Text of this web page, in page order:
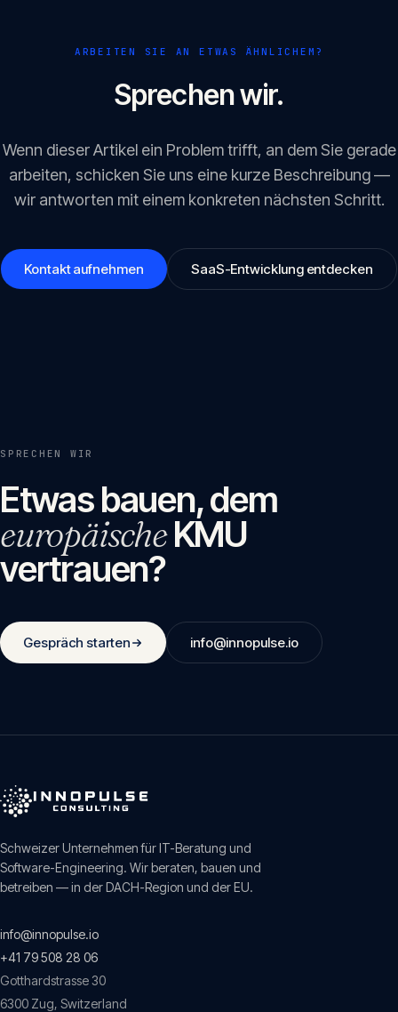
ARBEITEN SIE AN ETWAS ÄHNLICHEM?
Sprechen wir.
Wenn dieser Artikel ein Problem trifft, an dem Sie gerade
arbeiten, schicken Sie uns eine kurze Beschreibung —
wir antworten mit einem konkreten nächsten Schritt.
Kontakt aufnehmen SaaS-Entwicklung entdecken
SPRECHEN WIR
Etwas bauen, dem
europäischeKMU
vertrauen?
Gespräch starten info@innopulse.io
Schweizer Unternehmen für IT-Beratung und
Software-Engineering. Wir beraten, bauen und
betreiben — in der DACH-Region und der EU.
info@innopulse.io
+41 79 508 28 06
Gotthardstrasse 30
6300 Zug, Switzerland